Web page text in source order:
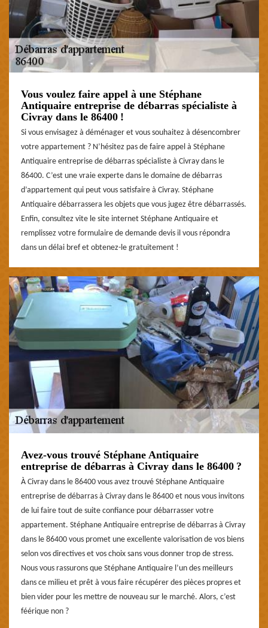
Vous voulez faire appel à une Stéphane
Antiquaire entreprise de débarras spécialiste à
Civray dans le 86400 !
Si vous envisagez à déménager et vous souhaitez à désencombrer
votre appartement ? N’hésitez pas de faire appel à Stéphane
Antiquaire entreprise de débarras spécialiste à Civray dans le
86400. C’est une vraie experte dans le domaine de débarras
d’appartement qui peut vous satisfaire à Civray. Stéphane
Antiquaire débarrassera les objets que vous jugez être débarrassés.
Enfin, consultez vite le site internet Stéphane Antiquaire et
remplissez votre formulaire de demande devis il vous répondra
dans un délai bref et obtenez-le gratuitement !
Avez-vous trouvé Stéphane Antiquaire
entreprise de débarras à Civray dans le 86400 ?
À Civray dans le 86400 vous avez trouvé Stéphane Antiquaire
entreprise de débarras à Civray dans le 86400 et nous vous invitons
de lui faire tout de suite confiance pour débarrasser votre
appartement. Stéphane Antiquaire entreprise de débarras à Civray
dans le 86400 vous promet une excellente valorisation de vos biens
selon vos directives et vos choix sans vous donner trop de stress.
Nous vous rassurons que Stéphane Antiquaire l’un des meilleurs
dans ce milieu et prêt à vous faire récupérer des pièces propres et
bien vider pour les mettre de nouveau sur le marché. Alors, c’est
féérique non ?